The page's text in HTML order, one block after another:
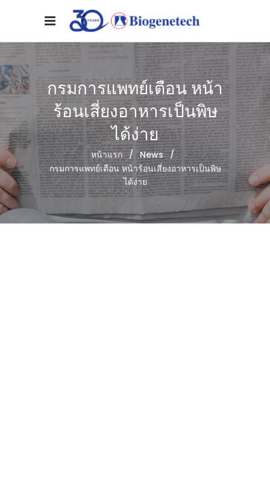
กรมการแพทย์เตือน หน้า
ร้อนเสี่ยงอาหารเป็นพิษ
ได้ง่าย
หน้าแรก/ News/
กรมการแพทย์เตือน หน้าร้อนเสี่ยงอาหารเป็นพิษ
ได้ง่าย